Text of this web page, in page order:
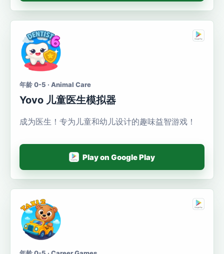
年龄 0-5 · Animal Care
Yovo 儿童医生模拟器
成为医生！专为儿童和幼儿设计的趣味益智游戏！
Play on Google Play